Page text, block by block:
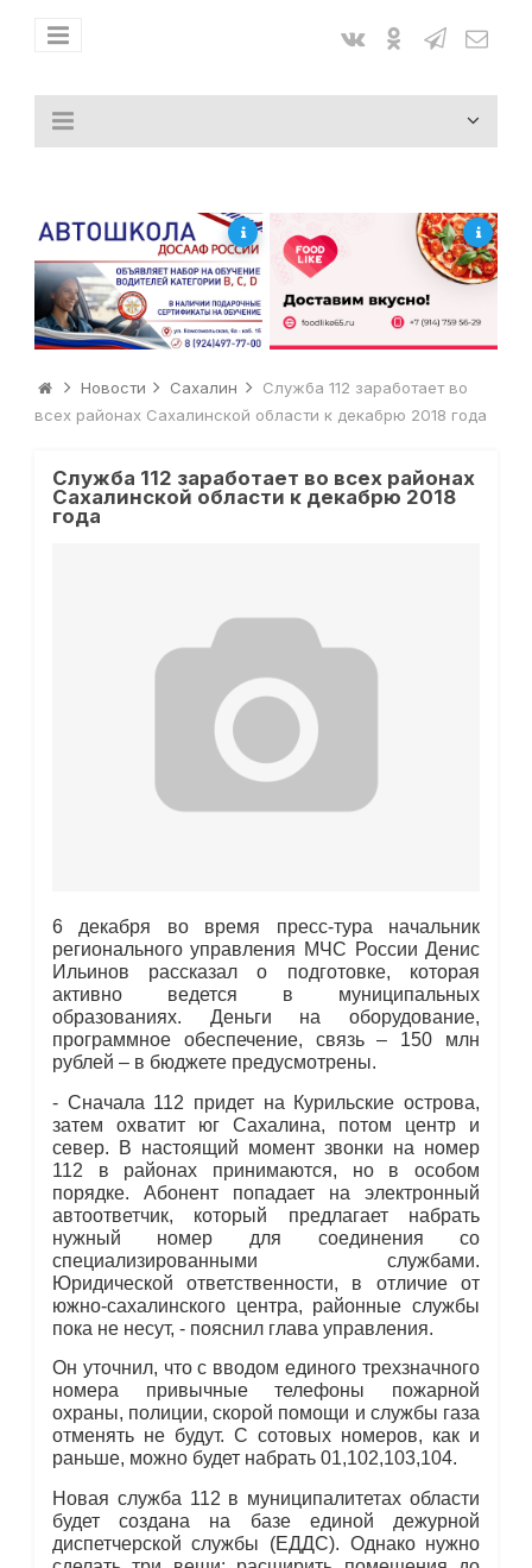
Новости Сахалин
Служба 112 заработает во
всех районах Сахалинской области к декабрю 2018 года
Служба 112 заработает во всех районах
Сахалинской области к декабрю 2018
года
6 декабря во время пресс-тура начальник
регионального управления МЧС России Денис
Ильинов рассказал о подготовке, которая
активно ведется в муниципальных
образованиях. Деньги на оборудование,
программное обеспечение, связь – 150 млн
рублей – в бюджете предусмотрены.
- Сначала 112 придет на Курильские острова,
затем охватит юг Сахалина, потом центр и
север. В настоящий момент звонки на номер
112 в районах принимаются, но в особом
порядке. Абонент попадает на электронный
автоответчик, который предлагает набрать
нужный номер для соединения со
специализированными службами.
Юридической ответственности, в отличие от
южно-сахалинского центра, районные службы
пока не несут, - пояснил глава управления.
Он уточнил, что с вводом единого трехзначного
номера привычные телефоны пожарной
охраны, полиции, скорой помощи и службы газа
отменять не будут. С сотовых номеров, как и
раньше, можно будет набрать 01,102,103,104.
Новая служба 112 в муниципалитетах области
будет создана на базе единой дежурной
диспетчерской службы (ЕДДС). Однако нужно